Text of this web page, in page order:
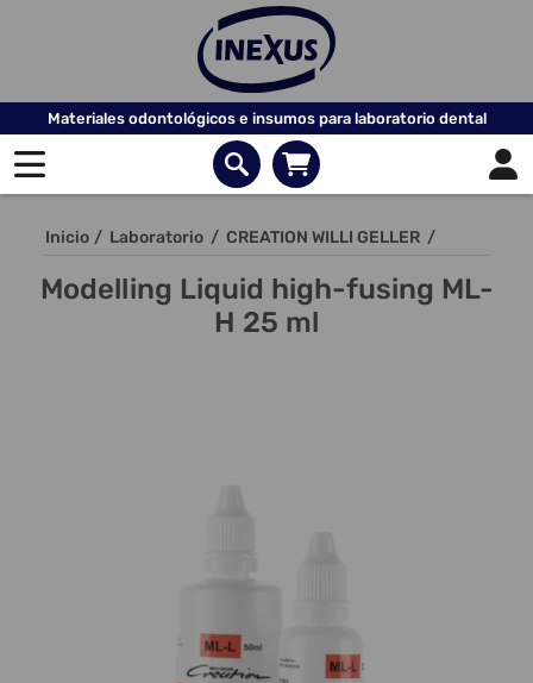
Materiales odontológicos e insumos para laboratorio dental
Inicio / Laboratorio / CREATION WILLI GELLER /
Modelling Liquid high-fusing ML-
H 25 ml